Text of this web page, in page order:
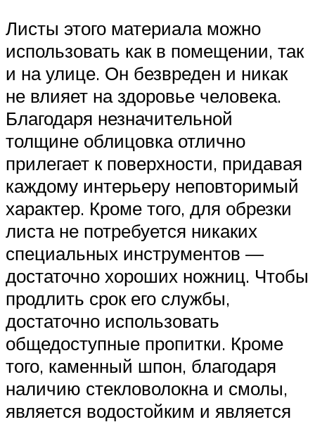
Листы этого материала можно
использовать как в помещении, так
и на улице. Он безвреден и никак
не влияет на здоровье человека.
Благодаря незначительной
толщине облицовка отлично
прилегает к поверхности, придавая
каждому интерьеру неповторимый
характер. Кроме того, для обрезки
листа не потребуется никаких
специальных инструментов —
достаточно хороших ножниц. Чтобы
продлить срок его службы,
достаточно использовать
общедоступные пропитки. Кроме
того, каменный шпон, благодаря
наличию стекловолокна и смолы,
является водостойким и является